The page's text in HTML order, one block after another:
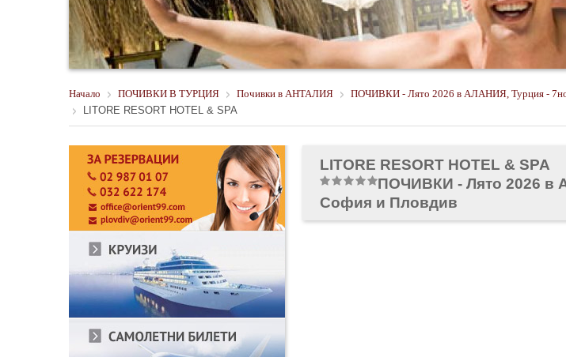
Начало ПОЧИВКИ В ТУРЦИЯ Почивки в АНТАЛИЯ
ПОЧИВКИ - Лято 2026 в АЛАНИЯ, Турция -
LITORE RESORT HOTEL & SPA
LITORE RESORT HOTEL & SPA
ПОЧИВКИ - Лято 2026 в
София и Пловдив